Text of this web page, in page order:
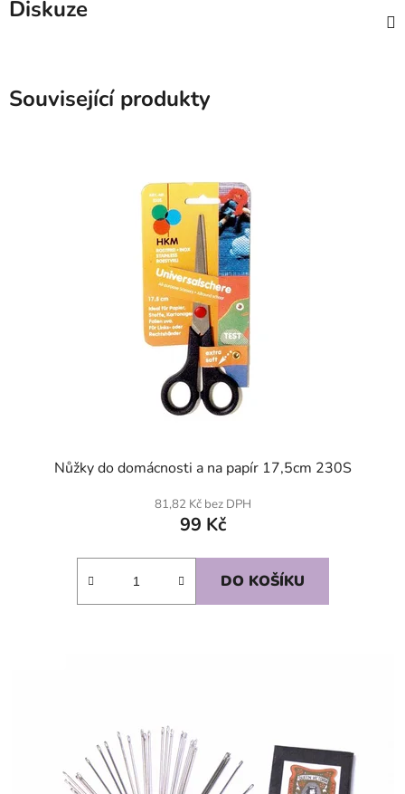
Diskuze
Související produkty
Nůžky do domácnosti a na papír 17,5cm 230S
81,82 Kč bez DPH
99 Kč
DO KOŠÍKU